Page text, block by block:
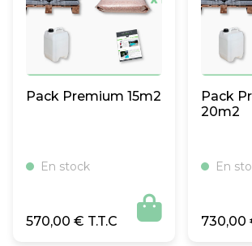
Pack Premium 15m2
En stock
570,00 € 
Pack
20m2
En
730,00